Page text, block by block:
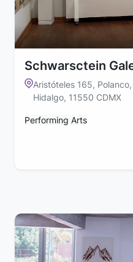
Schwarsctein
Aristóteles 165,
Hidalgo, 11550 CDMX
Performing Arts